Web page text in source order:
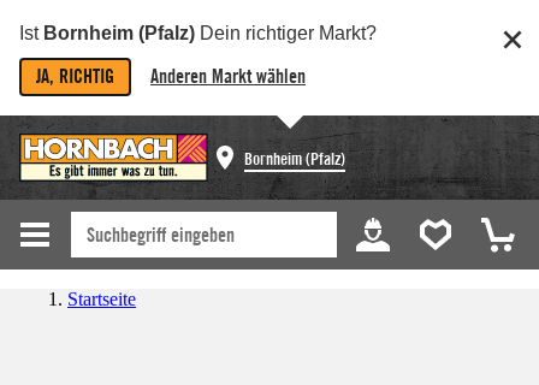
Ist Bornheim (Pfalz) Dein richtiger Markt?
JA, RICHTIG Anderen Markt wählen
Bornheim (Pfalz)
Startseite